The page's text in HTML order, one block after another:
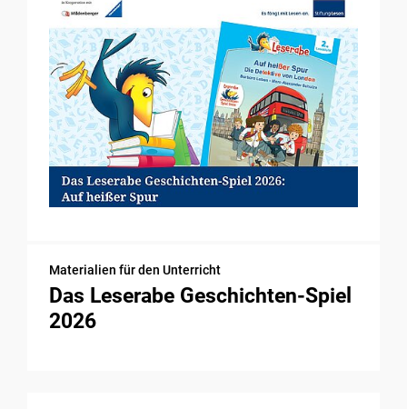
Materialien für den Unterricht
Das Leserabe Geschichten-Spiel
2026